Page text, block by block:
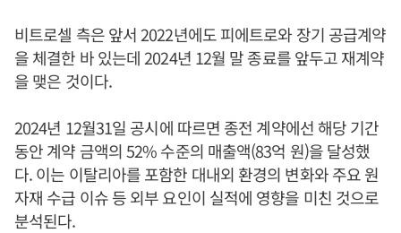
비트로셀 측은 앞서 2022년에도 피에트로와 장기 공급계약
을 체결한 바 있는데 2024년 12월 말 종료를 앞두고 재계약
을 맺은 것이다.
2024년 12월31일 공시에 따르면 종전 계약에선 해당 기간
동안 계약 금액의 52% 수준의 매출액(83억 원)을 달성했
다. 이는 이탈리아를 포함한 대내외 환경의 변화와 주요 원
자재 수급 이슈 등 외부 요인이 실적에 영향을 미친 것으로
분석된다.